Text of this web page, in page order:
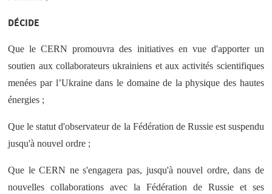
DÉCIDE
Que le CERN promouvra des initiatives en vue d'apporter un
soutien aux collaborateurs ukrainiens et aux activités scientifiques
menées par l’Ukraine dans le domaine de la physique des hautes
énergies ;
Que le statut d'observateur de la Fédération de Russie est suspendu
jusqu'à nouvel ordre ;
Que le CERN ne s'engagera pas, jusqu'à nouvel ordre, dans de
nouvelles collaborations avec la Fédération de Russie et ses